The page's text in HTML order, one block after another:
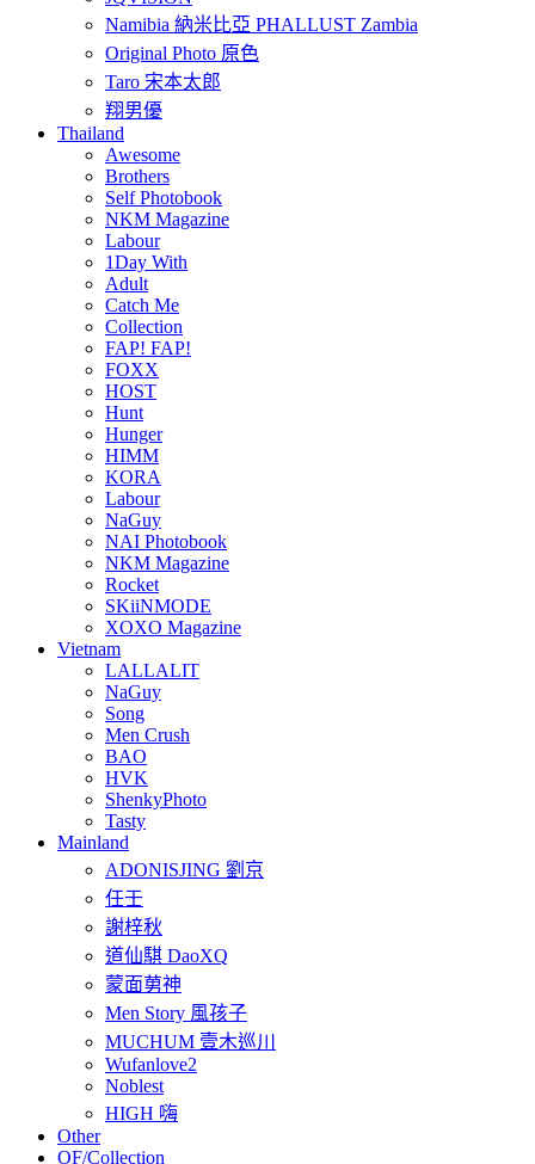
Namibia 納米比亞 PHALLUST Zambia
Original Photo 原色
Taro 宋本太郎
翔男優
Thailand
Awesome
Brothers
Self Photobook
NKM Magazine
Labour
1Day With
Adult
Catch Me
Collection
FAP! FAP!
FOXX
HOST
Hunt
Hunger
HIMM
KORA
Labour
NaGuy
NAI Photobook
NKM Magazine
Rocket
SKiiNMODE
XOXO Magazine
Vietnam
LALLALIT
NaGuy
Song
Men Crush
BAO
HVK
ShenkyPhoto
Tasty
Mainland
ADONISJING 劉京
任壬
謝梓秋
道仙騏 DaoXQ
蒙面莮神
Men Story 風孩子
MUCHUM 壹木巡川
Wufanlove2
Noblest
HIGH 嗨
Other
OF/Collection